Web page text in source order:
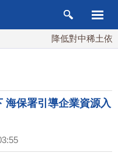
降低對中稀土依
海保署引導企業資源入